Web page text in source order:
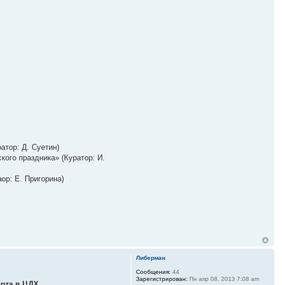
Д. Суетин)
праздника» (Куратор: И.
Е. Пригорина)
Либерман
Сообщения: 44
Зарегистрирован: Пн апр 08, 2013 7:08 am